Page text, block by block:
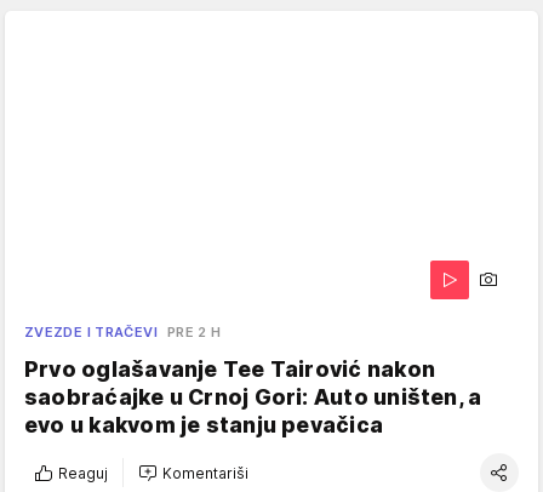
ZVEZDE I TRAČEVI PRE 2 H
Prvo oglašavanje Tee Tairović nakon
saobraćajke u Crnoj Gori: Auto uništen, a
evo u kakvom je stanju pevačica
Reaguj Komentariši